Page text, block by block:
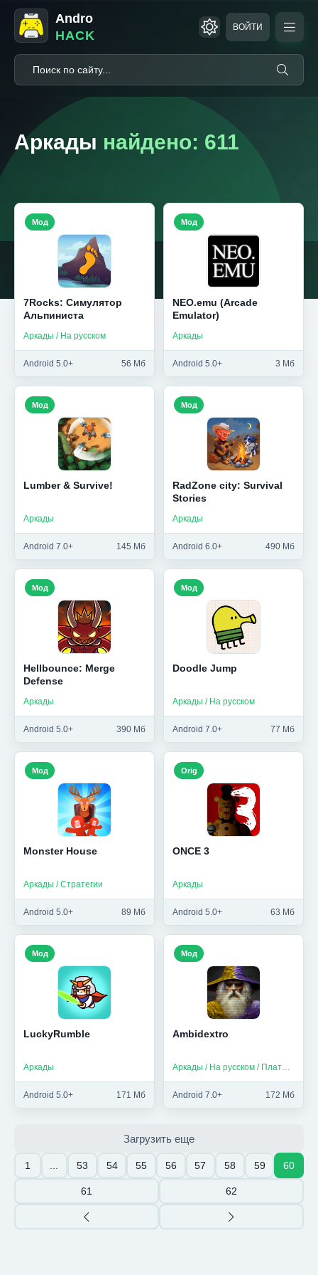
Andro
HACK
ВОЙТИ
Аркады найдено: 611
7Rocks: Симулятор
Альпиниста
Аркады / На русском
Android 5.0+ 56 Мб
Мод
NEO.emu (Arcade
Emulator)
Аркады
Android 5.0+ 3 Мб
Мод
Lumber & Survive!
Аркады
Android 7.0+ 145 Мб
Мод
RadZone city: Survival
Stories
Аркады
Android 6.0+ 490 Мб
Мод
Hellbounce: Merge
Defense
Аркады
Android 5.0+ 390 Мб
Мод
Doodle Jump
Аркады / На русском
Android 7.0+ 77 Мб
Мод
Monster House
Аркады / Стратегии
Android 5.0+ 89 Мб
Мод
ONCE 3
Аркады
Android 5.0+ 63 Мб
Orig
LuckyRumble
Аркады
Android 5.0+ 171 Мб
Мод
Ambidextro
Аркады / На русском / Платные
Android 7.0+ 172 Мб
Мод
Загрузить еще
1 53 54 55 56 57 58 59 60
61 62